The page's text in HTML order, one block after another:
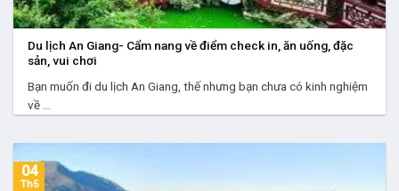
Du lịch An Giang- Cẩm nang về điểm check in, ăn uống, đặc
sản, vui chơi
Bạn muốn đi du lịch An Giang, thế nhưng bạn chưa có kinh nghiệm
về ...
04
Th5